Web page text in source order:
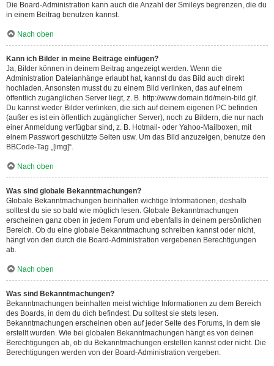
Die Board-Administration kann auch die Anzahl der Smileys begrenzen, die du
in einem Beitrag benutzen kannst.
Nach oben
Kann ich Bilder in meine Beiträge einfügen?
Ja, Bilder können in deinem Beitrag angezeigt werden. Wenn die
Administration Dateianhänge erlaubt hat, kannst du das Bild auch direkt
hochladen. Ansonsten musst du zu einem Bild verlinken, das auf einem
öffentlich zugänglichen Server liegt, z. B. http://www.domain.tld/mein-bild.gif.
Du kannst weder Bilder verlinken, die sich auf deinem eigenen PC befinden
(außer es ist ein öffentlich zugänglicher Server), noch zu Bildern, die nur nach
einer Anmeldung verfügbar sind, z. B. Hotmail- oder Yahoo-Mailboxen, mit
einem Passwort geschützte Seiten usw. Um das Bild anzuzeigen, benutze den
BBCode-Tag „[img]“.
Nach oben
Was sind globale Bekanntmachungen?
Globale Bekanntmachungen beinhalten wichtige Informationen, deshalb
solltest du sie so bald wie möglich lesen. Globale Bekanntmachungen
erscheinen ganz oben in jedem Forum und ebenfalls in deinem persönlichen
Bereich. Ob du eine globale Bekanntmachung schreiben kannst oder nicht,
hängt von den durch die Board-Administration vergebenen Berechtigungen
ab.
Nach oben
Was sind Bekanntmachungen?
Bekanntmachungen beinhalten meist wichtige Informationen zu dem Bereich
des Boards, in dem du dich befindest. Du solltest sie stets lesen.
Bekanntmachungen erscheinen oben auf jeder Seite des Forums, in dem sie
erstellt wurden. Wie bei globalen Bekanntmachungen hängt es von deinen
Berechtigungen ab, ob du Bekanntmachungen erstellen kannst oder nicht. Die
Berechtigungen werden von der Board-Administration vergeben.